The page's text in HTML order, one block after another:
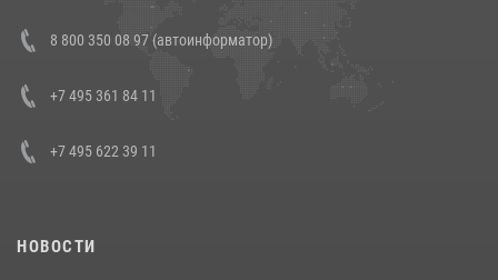
Состоялась рабочая встреча директора Росгвардии Героя России
генерала армии Виктора Золотова с заместителем полномочного
представителя Президента Российской Федерации в Северо-
Кавказском федеральном округе Виталием Кузнецовым
8 800 350 08 97 (автоинформатор)
+7 495 361 84 11
+7 495 622 39 11
НОВОСТИ